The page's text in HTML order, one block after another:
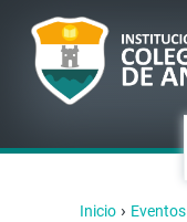
Inicio › Eventos